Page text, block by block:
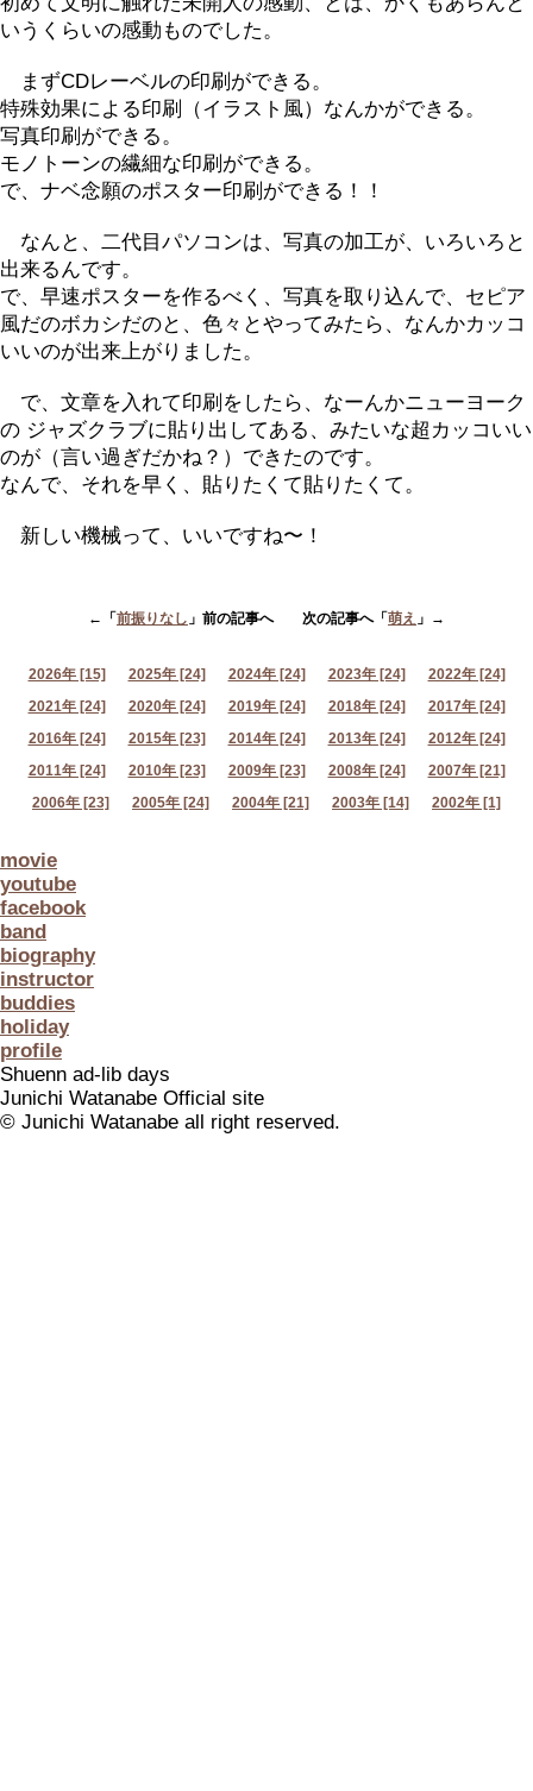
いうくらいの感動ものでした。
まずCDレーベルの印刷ができる。
特殊効果による印刷（イラスト風）なんかができる。
写真印刷ができる。
モノトーンの繊細な印刷ができる。
で、ナベ念願のポスター印刷ができる！！
なんと、二代目パソコンは、写真の加工が、いろいろと
出来るんです。
で、早速ポスターを作るべく、写真を取り込んで、セピア
風だのボカシだのと、色々とやってみたら、なんかカッコ
いいのが出来上がりました。
で、文章を入れて印刷をしたら、なーんかニューヨーク
の ジャズクラブに貼り出してある、みたいな超カッコいい
のが（言い過ぎだかね？）できたのです。
なんで、それを早く、貼りたくて貼りたくて。
新しい機械って、いいですね〜！
←「 前振りなし 」前の記事へ 次の記事へ「 萌え 」→
2026年 [15] 2025年 [24] 2024年 [24] 2023年 [24]
2022年 [24]
2021年 [24]
2020年 [24] 2019年 [24] 2018年 [24]
2017年 [24]
2016年 [24]
2015年 [23] 2014年 [24] 2013年 [24]
2012年 [24]
2011年 [24]
2010年 [23] 2009年 [23] 2008年 [24]
2007年 [21]
2006年 [23]
2005年 [24] 2004年 [21] 2003年 [14] 2002年 [1]
movie
youtube
facebook
band
biography
instructor
buddies
holiday
profile
Shuenn ad-lib days
Junichi Watanabe Official site
© Junichi Watanabe all right reserved.